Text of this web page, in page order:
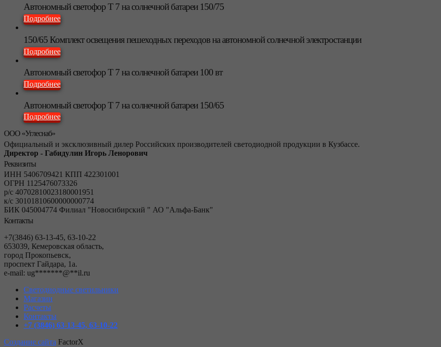
Автономный светофор Т 7 на солнечной батареи 150/75
Подробнее
150/65 Комплект освещения пешеходных переходов на автономной солнечной электростанции
Подробнее
Автономный светофор Т 7 на солнечной батареи 100 вт
Подробнее
Автономный светофор Т 7 на солнечной батареи 150/65
Подробнее
ООО «Углеснаб»
Официальный и эксклюзивный дилер Российских производителей светодиодной продукции в Кузбассе.
Директор - Габидулин Игорь Ленорович
Реквизиты
ИНН 5406709421 КПП 422301001
ОГРН 1125476073326
р/с 40702810023180001951
к/с 30101810600000000774
БИК 045004774 Филиал "Новосибирский " АО "Альфа-Банк"
Контакты
+7(3846) 63-13-45, 63-10-22
653039, Кемеровская область,
город Прокопьевск,
проспект Гайдара, 1а.
е-mail: ug*******@**il.ru
Светодиодные светильники
Магазин
Расчеты
Контакты
+7 (3846) 63-13-45, 63-10-22
Создание сайта FactorX